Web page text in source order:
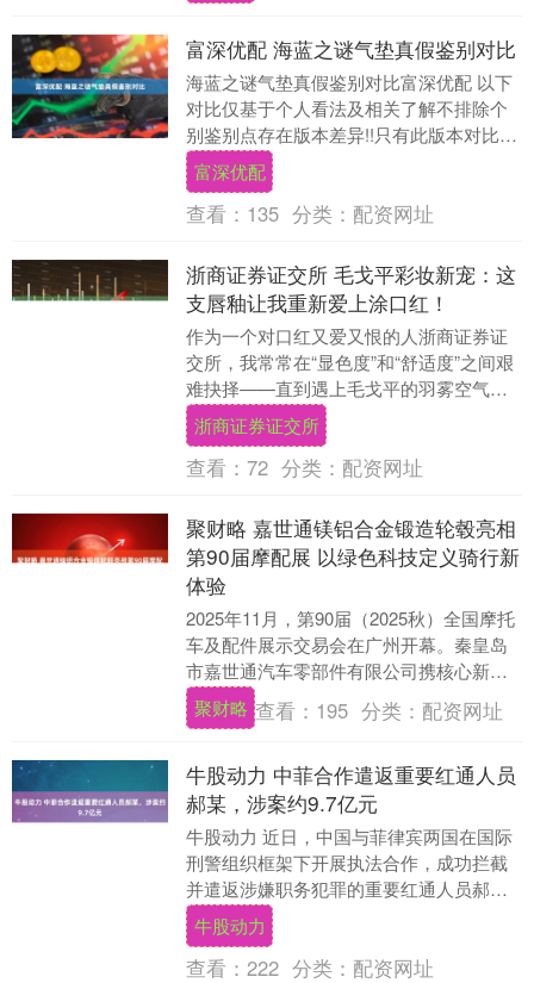
富深优配 海蓝之谜气垫真假鉴别对比
海蓝之谜气垫真假鉴别对比富深优配 以下
对比仅基于个人看法及相关了解不排除个
别鉴别点存在版本差异!!只有此版本对比，
其他版本仅供参考请综合多个辨别点进行
对比‼ 文....
富深优配
查看： 135 分类： 配资网址
浙商证券证交所 毛戈平彩妆新宠：这
支唇釉让我重新爱上涂口红！
作为一个对口红又爱又恨的人浙商证券证
交所，我常常在“显色度”和“舒适度”之间艰
难抉择——直到遇上毛戈平的羽雾空气哑
光唇釉。 先说最让我惊艳的体验：官方说
采用了“....
浙商证券证交所
查看： 72 分类： 配资网址
聚财略 嘉世通镁铝合金锻造轮毂亮相
第90届摩配展 以绿色科技定义骑行新
体验
2025年11月，第90届（2025秋）全国摩托
车及配件展示交易会在广州开幕。秦皇岛
市嘉世通汽车零部件有限公司携核心新品
——轻量化镁铝合金锻造轮毂重磅亮相，
以“....
聚财略 查看： 195 分类： 配资网址
牛股动力 中菲合作遣返重要红通人员
郝某，涉案约9.7亿元
牛股动力 近日，中国与菲律宾两国在国际
刑警组织框架下开展执法合作，成功拦截
并遣返涉嫌职务犯罪的重要红通人员郝
某，其涉案金额高达约9.7亿元人民币。这
是中菲执法合....
牛股动力
查看： 222 分类： 配资网址